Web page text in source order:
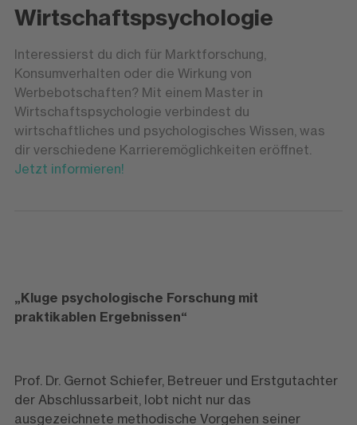
Wirtschaftspsychologie
Interessierst du dich für Marktforschung,
Konsumverhalten oder die Wirkung von
Werbebotschaften? Mit einem Master in
Wirtschaftspsychologie verbindest du
wirtschaftliches und psychologisches Wissen, was
dir verschiedene Karrieremöglichkeiten eröffnet.
Jetzt informieren!
„Kluge psychologische Forschung mit
praktikablen Ergebnissen“
Prof. Dr. Gernot Schiefer, Betreuer und Erstgutachter
der Abschlussarbeit, lobt nicht nur das
ausgezeichnete methodische Vorgehen seiner